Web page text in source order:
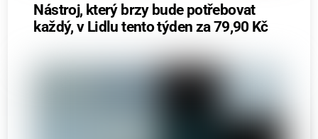
Nástroj, který brzy bude potřebovat
každý, v Lidlu tento týden za 79,90 Kč